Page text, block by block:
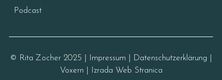
Podcast
© Rita Zocher 2025 | Impressum Datenschutzerklärung
Voxern |
Izrada Web Stranica